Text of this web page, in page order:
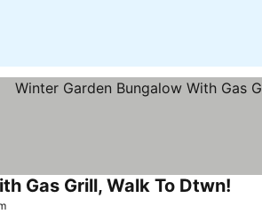
Gas Grill, Walk To Dtwn!